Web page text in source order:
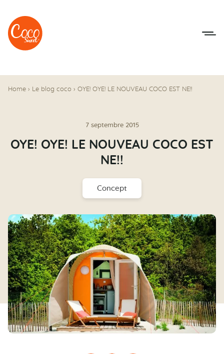
Aller au menu
Aller au contenu
Home › Le blog coco › OYE! OYE! LE NOUVEAU COCO EST NE!!
7 septembre 2015
OYE! OYE! LE NOUVEAU COCO EST
NE!!
Concept